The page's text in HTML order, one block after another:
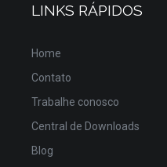
LINKS RÁPIDOS
Home
Contato
Trabalhe conosco
Central de Downloads
Blog